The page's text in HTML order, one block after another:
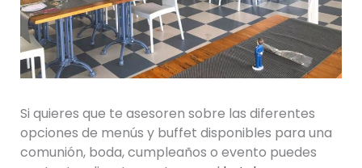
Si quieres que te asesoren sobre las diferentes
opciones de menús y buffet disponibles para una
comunión, boda, cumpleaños o evento puedes